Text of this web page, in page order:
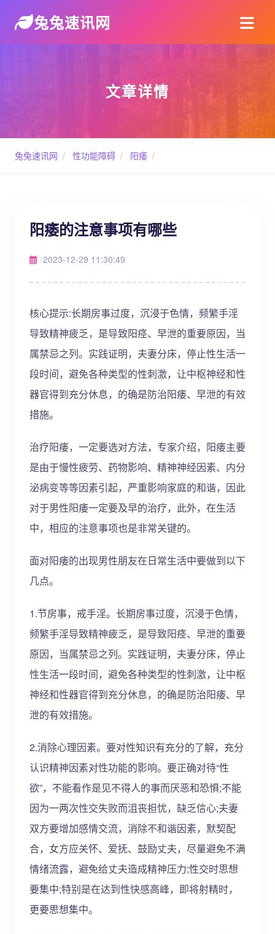
兔兔速讯网
文章详情
兔兔速讯网 / 性功能障碍 / 阳痿 /
阳痿的注意事项有哪些
2023-12-29 11:30:49
核心提示:长期房事过度，沉浸于色情，频繁手淫
导致精神疲乏，是导致阳痉、早泄的重要原因，当
属禁忌之列。实践证明，夫妻分床，停止性生活一
段时间，避免各种类型的性刺激，让中枢神经和性
器官得到充分休息，的确是防治阳痿、早泄的有效
措施。
治疗阳痿，一定要选对方法，专家介绍，阳痿主要
是由于慢性疲劳、药物影响、精神神经因素、内分
泌病变等等因素引起，严重影响家庭的和谐，因此
对于男性阳痿一定要及早的治疗，此外，在生活
中，相应的注意事项也是非常关键的。
面对阳痿的出现男性朋友在日常生活中要做到以下
几点。
1.节房事，戒手淫。长期房事过度，沉浸于色情，
频繁手淫导致精神疲乏，是导致阳痉、早泄的重要
原因，当属禁忌之列。实践证明，夫妻分床，停止
性生活一段时间，避免各种类型的性刺激，让中枢
神经和性器官得到充分休息，的确是防治阳痿、早
泄的有效措施。
2.消除心理因素。要对性知识有充分的了解，充分
认识精神因素对性功能的影响。要正确对待“性
欲”，不能看作是见不得人的事而厌恶和恐惧;不能
因为一两次性交失败而沮丧担忧，缺乏信心;夫妻
双方要增加感情交流，消除不和谐因素，默契配
合，女方应关怀、爱抚、鼓励丈夫，尽量避免不满
情绪流露，避免给丈夫造成精神压力;性交时思想
要集中;特别是在达到性快感高峰，即将射精时，
更要思想集中。